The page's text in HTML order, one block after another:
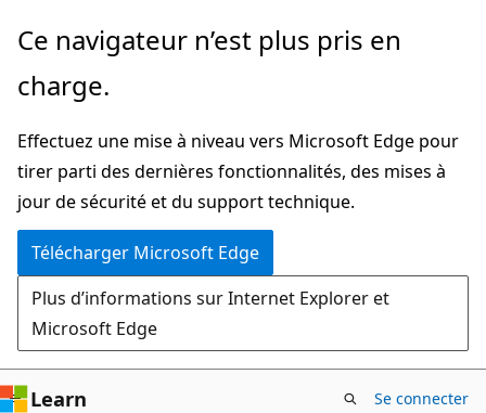
Passer
directement
au
principal
Ce navigateur n’est plus pris en
charge.
Effectuez une mise à niveau vers Microsoft Edge pour
tirer parti des dernières fonctionnalités, des mises à
jour de sécurité et du support technique.
Télécharger Microsoft Edge
Plus d’informations sur Internet Explorer et
Microsoft Edge
Learn Se connecter